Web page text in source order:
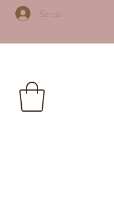
Se connecter